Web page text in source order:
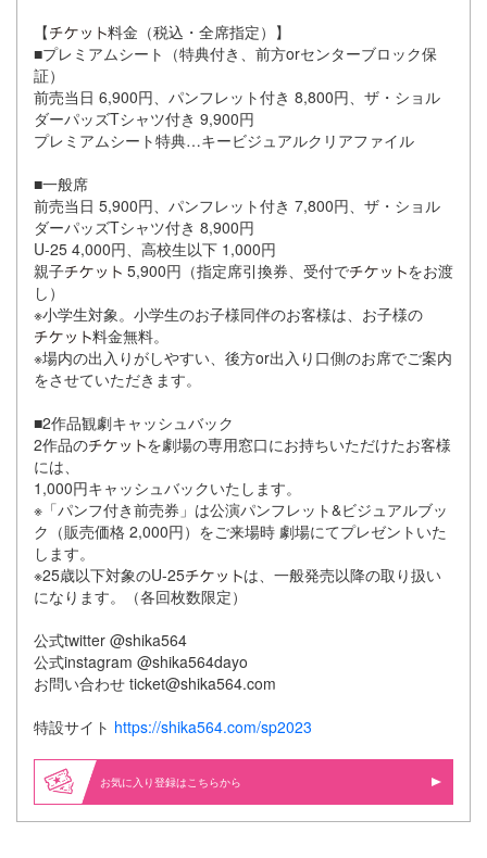
【
料金（税込・全席指定）】
■プレミアムシート（特典付き、前方orセンターブロック保
証）
前売当日 6,900円、パンフレット付き 8,800円、ザ・ショル
ダーパッズTシャツ付き 9,900円
プレミアムシート特典…キービジュアルクリアファイル
■一般席
前売当日 5,900円、パンフレット付き 7,800円、ザ・ショル
ダーパッズTシャツ付き 8,900円
U-25 4,000円、高校生以下 1,000円
親子
5,900円（指定席引換券、受付で
をお渡
し）
※小学生対象。小学生のお子様同伴のお客様は、お子様の
料金無料。
※場内の出入りがしやすい、後方or出入り口側のお席でご案内
をさせていただきます。
■2作品観劇キャッシュバック
2作品の
を劇場の専用窓口にお持ちいただけたお客様
には、
1,000円キャッシュバックいたします。
※「パンフ付き前売券」は公演パンフレット&ビジュアルブッ
ク（販売価格 2,000円）をご来場時 劇場にてプレゼントいた
します。
※25歳以下対象のU-25
は、一般発売以降の取り扱い
になります。（各回枚数限定）
公式twitter @shika564
公式instagram @shika564dayo
お問い合わせ ticket@shika564.com
特設サイト https://shika564.com/sp2023
お気に入り登録はこちらから